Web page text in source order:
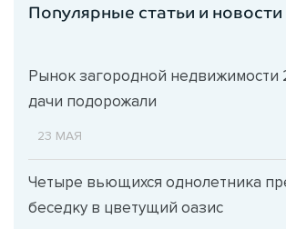
Популярные статьи и новости
Рынок загородной недвижимости
дачи подорожали
23 МАЯ
Четыре вьющихся однолетника
беседку в цветущий оазис